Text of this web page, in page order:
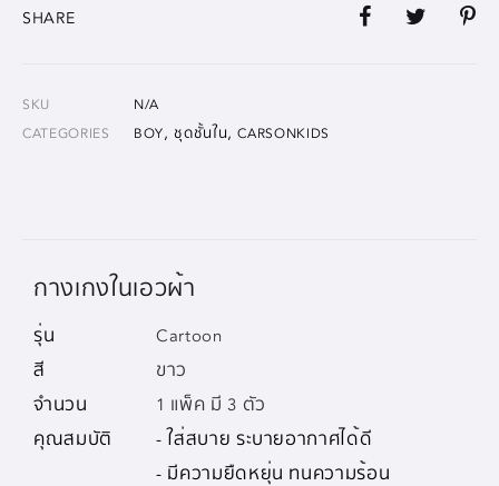
SHARE
SKU
N/A
CATEGORIES
BOY, ชุดชั้นใน,CARSONKIDS
กางเกงในเอวผ้า
รุ่น
Cartoon
สี
ขาว
จำนวน
1 แพ็ค มี 3 ตัว
คุณสมบัติ
- ใส่สบาย ระบายอากาศได้ดี
- มีความยืดหยุ่น ทนความร้อน